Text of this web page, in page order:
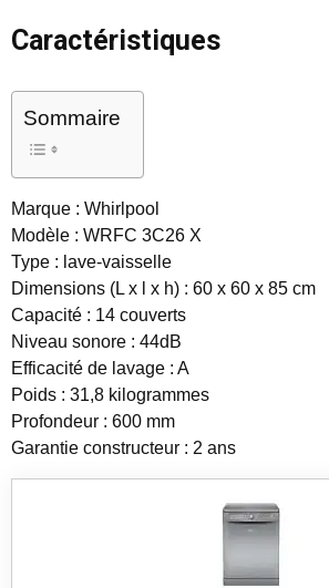
Caractéristiques
Sommaire
Marque : Whirlpool
Modèle : WRFC 3C26 X
Type : lave-vaisselle
Dimensions (L x l x h) : 60 x 60 x 85 cm
Capacité : 14 couverts
Niveau sonore : 44dB
Efficacité de lavage : A
Poids : 31,8 kilogrammes
Profondeur : 600 mm
Garantie constructeur : 2 ans